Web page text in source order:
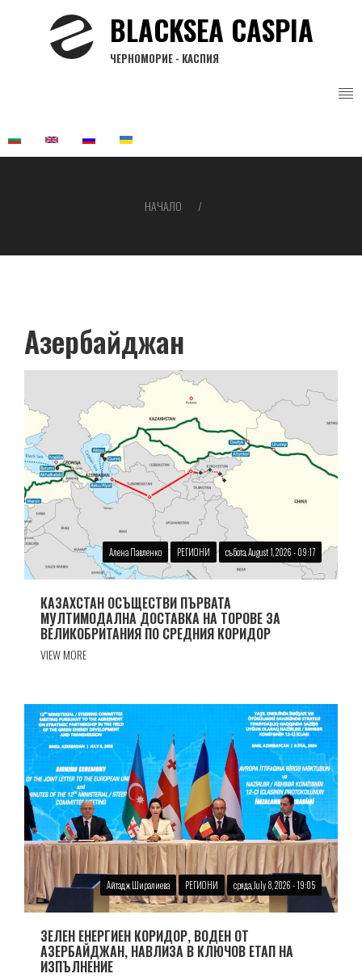
BLACKSEA CASPIA
ЧЕРНОМОРИЕ - КАСПИЯ
НАЧАЛО
Азербайджан
Алена Павленко РЕГИОНИ събота, August 1, 2026 - 09:17
КАЗАХСТАН ОСЪЩЕСТВИ ПЪРВАТА
МУЛТИМОДАЛНА ДОСТАВКА НА ТОРОВЕ ЗА
ВЕЛИКОБРИТАНИЯ ПО СРЕДНИЯ КОРИДОР
VIEW MORE
Айтадж Ширалиева РЕГИОНИ сряда, July 8, 2026 - 19:05
ЗЕЛЕН ЕНЕРГИЕН КОРИДОР, ВОДЕН ОТ
АЗЕРБАЙДЖАН, НАВЛИЗА В КЛЮЧОВ ЕТАП НА
ИЗПЪЛНЕНИЕ